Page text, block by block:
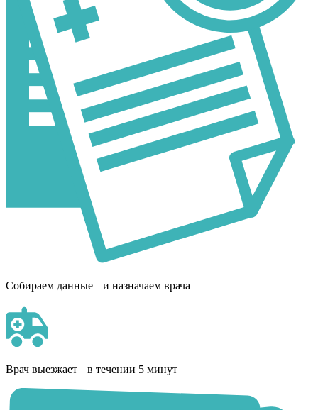
Собираем данные и назначаем врача
Врач выезжает в течении 5 минут